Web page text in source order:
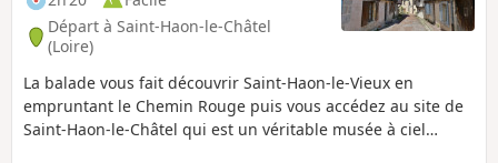
Départ à Saint-Haon-le-Châtel
(Loire)
La balade vous fait découvrir Saint-Haon-le-Vieux en
empruntant le Chemin Rouge puis vous accédez au site de
Saint-Haon-le-Châtel qui est un véritable musée à ciel